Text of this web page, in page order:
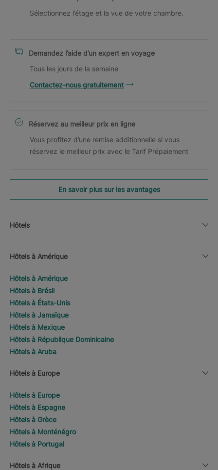
Sélectionnez l’étage et la vue de votre chambre.
Demandez l’aide d’un expert en voyage
Tous les jours de la semaine
Contactez-nous gratuitement
Réservez au meilleur prix en ligne
Vous profitez d’une remise additionnelle si vous
réservez le meilleur prix avec le Tarif Prépaiement
En savoir plus sur les avantages
Hôtels
Hôtels à Amérique
Hôtels à Amérique
Hôtels à Brésil
Hôtels à États-Unis
Hôtels à Jamaïque
Hôtels à Mexique
Hôtels à République Dominicaine
Hôtels à Aruba
Hôtels à Europe
Hôtels à Europe
Hôtels à Espagne
Hôtels à Grèce
Hôtels à Monténégro
Hôtels à Portugal
Hôtels à Afrique